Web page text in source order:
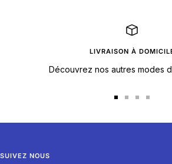
LIVRAISON À
Découvrez nos autres modes
SUIVEZ NOUS